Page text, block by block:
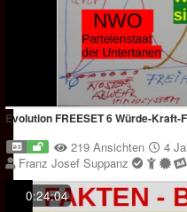
Evolution FREESET 6 Würde-Kraft-
219 Ansichten
4
Franz Josef Suppanz
0:24:04